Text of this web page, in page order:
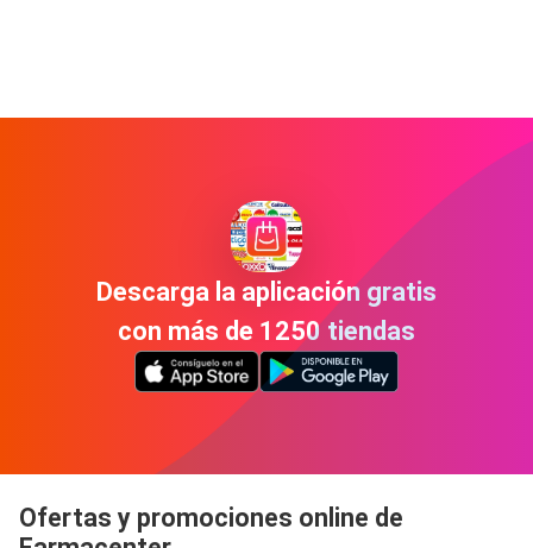
Descarga la aplicación gratis
con más de 1250 tiendas
Ofertas y promociones online de